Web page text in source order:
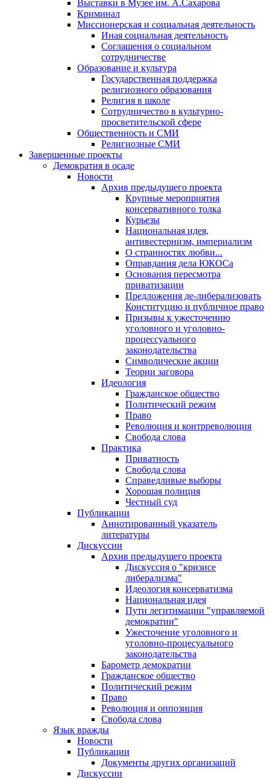
Выставки в Музее им. А.Сахарова
Криминал
Миссионерская и социальная деятельность
Иная социальная деятельность
Соглашения о социальном
сотрудничестве
Образование и культура
Государственная поддержка
религиозного образования
Религия в школе
Сотрудничество в культурно-
просветительской сфере
Общественность и СМИ
Религиозные СМИ
Завершенные проекты
Демократия в осаде
Новости
Архив предыдущего проекта
Крупные мероприятия
консервативного толка
Курьезы
Национальная идея,
антивестернизм, империализм
О странностях любви...
Оправдания дела ЮКОСа
Основания пересмотра
приватизации
Предложения де-либерализовать
Конституцию и публичное право
Призывы к ужесточению
уголовного и уголовно-
процессуального
законодательства
Символические акции
Теории заговора
Идеология
Гражданское общество
Политический режим
Право
Революция и контрреволюция
Свобода слова
Практика
Приватность
Свобода слова
Справедливые выборы
Хорошая полиция
Честный суд
Публикации
Аннотированный указатель
литературы
Дискуссии
Архив предыдущего проекта
Дискуссия о "кризисе
либерализма"
Идеология консерватизма
Национальная идея
Пути легитимации "управляемой
демократии"
Ужесточение уголовного и
уголовно-процесуального
законодательства
Барометр демократии
Гражданское общество
Политический режим
Право
Революция и оппозиция
Свобода слова
Язык вражды
Новости
Публикации
Документы других организаций
Дискуссии